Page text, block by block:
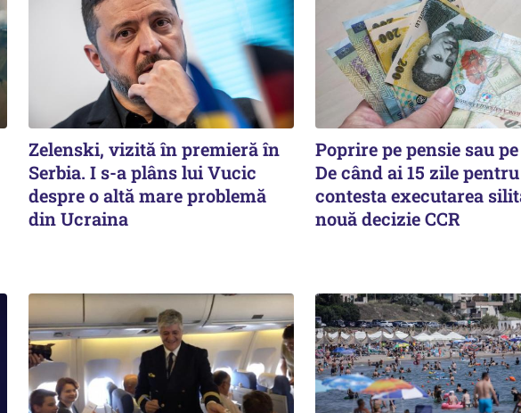
Zelenski, vizită în premieră în
Serbia. I s-a plâns lui Vucic
despre o altă mare problemă
din Ucraina
Poprire pe pensie sau
De când ai 15 zile
contesta executarea
nouă decizie CCR